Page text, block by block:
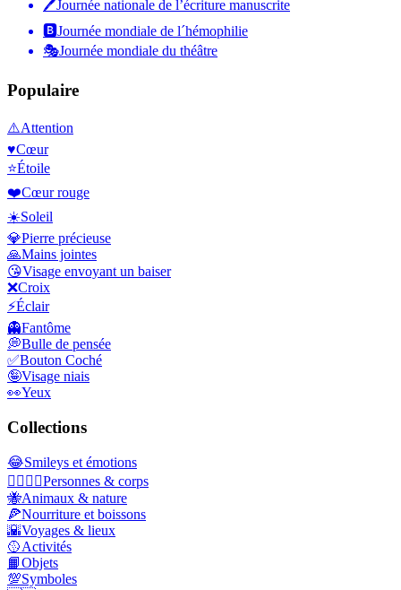
🖊Journée nationale de l’écriture manuscrite
🅱️Journée mondiale de l´hémophilie
🎭Journée mondiale du théâtre
Populaire
⚠️Attention
♥️Cœur
⭐Étoile
❤️Cœur rouge
☀️Soleil
💎Pierre précieuse
🙏Mains jointes
😘Visage envoyant un baiser
❌Croix
⚡Éclair
👻Fantôme
💭Bulle de pensée
✅Bouton Coché
🤪Visage niais
👀Yeux
Collections
😂Smileys et émotions
👩‍❤️‍💋‍👨Personnes & corps
🐝Animaux & nature
🍕Nourriture et boissons
🌇Voyages & lieux
🥎Activités
📙Objets
💯Symboles